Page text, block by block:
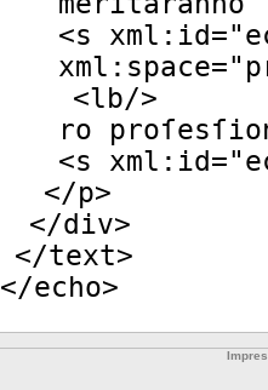
<s xml:id="
xml:space="
<lb/>
ro
<s xml:id="
</p>
</div>
</text>
</echo>